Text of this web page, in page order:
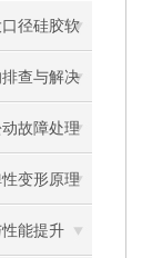
径硅胶软
查与解决
故障处理
变形原理
能提升